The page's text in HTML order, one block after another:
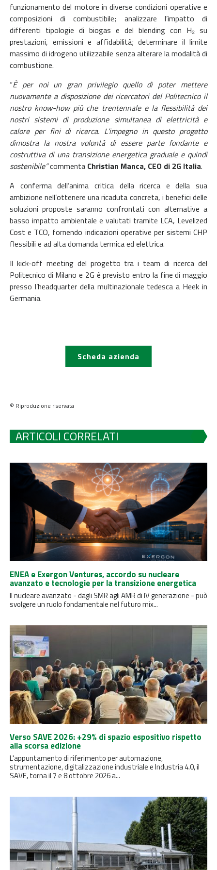
funzionamento del motore in diverse condizioni operative e
composizioni di combustibile; analizzare l’impatto di
differenti tipologie di biogas e del blending con H₂ su
prestazioni, emissioni e affidabilità; determinare il limite
massimo di idrogeno utilizzabile senza alterare la modalità di
combustione.
“È per noi un gran privilegio quello di poter mettere
nuovamente a disposizione dei ricercatori del Politecnico il
nostro know-how più che trentennale e la flessibilità dei
nostri sistemi di produzione simultanea di elettricità e
calore per fini di ricerca. L’impegno in questo progetto
dimostra la nostra volontà di essere parte fondante e
costruttiva di una transizione energetica graduale e quindi
sostenibile”commenta Christian Manca, CEO di 2G Italia.
A conferma dell’anima critica della ricerca e della sua
ambizione nell’ottenere una ricaduta concreta, i benefici delle
soluzioni proposte saranno confrontati con alternative a
basso impatto ambientale e valutati tramite LCA, Levelized
Cost e TCO, fornendo indicazioni operative per sistemi CHP
flessibili e ad alta domanda termica ed elettrica.
Il kick-off meeting del progetto tra i team di ricerca del
Politecnico di Milano e 2G è previsto entro la fine di maggio
presso l’headquarter della multinazionale tedesca a Heek in
Germania.
Scheda azienda
© Riproduzione riservata
ARTICOLI CORRELATI
ENEA e Exergon Ventures, accordo su nucleare
avanzato e tecnologie per la transizione energetica
Il nucleare avanzato - dagli SMR agli AMR di IV generazione - può
svolgere un ruolo fondamentale nel futuro mix...
Verso SAVE 2026: +29% di spazio espositivo rispetto
alla scorsa edizione
L'appuntamento di riferimento per automazione,
strumentazione, digitalizzazione industriale e Industria 4.0, il
SAVE, torna il 7 e 8 ottobre 2026 a...